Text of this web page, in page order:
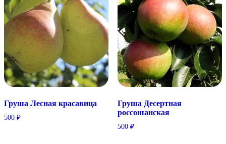
Груша Лесная красавица
500 ₽
Груша Десертная
россошанская
500 ₽